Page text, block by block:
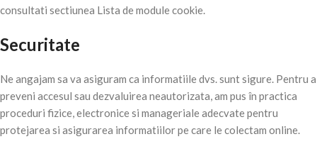
consultati sectiunea Lista de module cookie.
Securitate
Ne angajam sa va asiguram ca informatiile dvs. sunt sigure. Pentru a
preveni accesul sau dezvaluirea neautorizata, am pus în practica
proceduri fizice, electronice si manageriale adecvate pentru
protejarea si asigurarea informatiilor pe care le colectam online.